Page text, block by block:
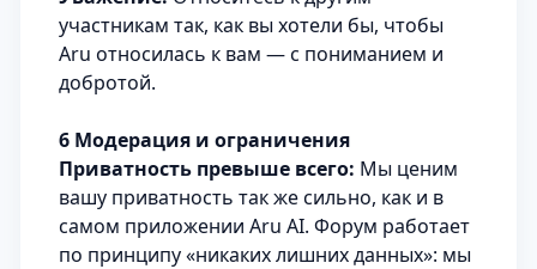
участникам так, как вы хотели бы, чтобы
Aru относилась к вам — с пониманием и
добротой.
6 Модерация и ограничения
Приватность превыше всего: Мы ценим
вашу приватность так же сильно, как и в
самом приложении Aru AI. Форум работает
по принципу «никаких лишних данных»: мы